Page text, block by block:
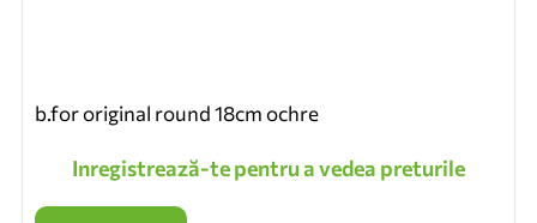
b.for original round 18cm ochre
Inregistrează-te pentru a vedea preturile